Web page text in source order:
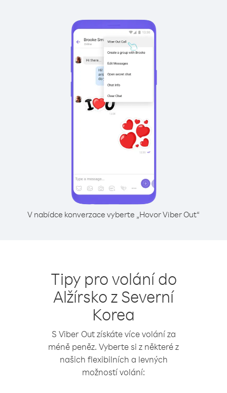
V nabídce konverzace vyberte „Hovor Viber Out“
Tipy pro volání do
Alžírsko z Severní
Korea
S Viber Out získáte více volání za
méně peněz. Vyberte si z některé z
našich flexibilních a levných
možností volání: